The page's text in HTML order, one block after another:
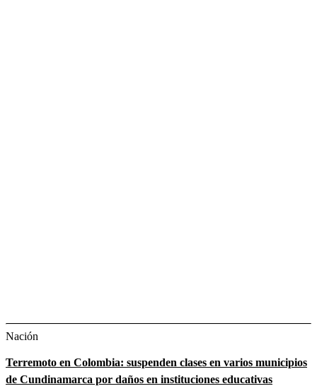
Nación
Terremoto en Colombia: suspenden clases en varios municipios
de Cundinamarca por daños en instituciones educativas